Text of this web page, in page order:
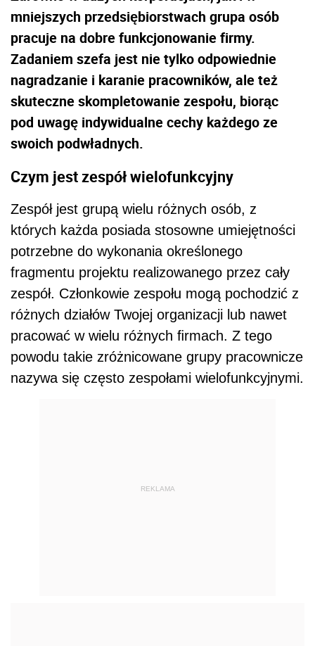
mniejszych przedsiębiorstwach grupa osób
pracuje na dobre funkcjonowanie firmy.
Zadaniem szefa jest nie tylko odpowiednie
nagradzanie i karanie pracowników, ale też
skuteczne skompletowanie zespołu, biorąc
pod uwagę indywidualne cechy każdego ze
swoich podwładnych.
Czym jest zespół wielofunkcyjny
Zespół jest grupą wielu różnych osób, z
których każda posiada stosowne umiejętności
potrzebne do wykonania określonego
fragmentu projektu realizowanego przez cały
zespół. Członkowie zespołu mogą pochodzić z
różnych działów Twojej organizacji lub nawet
pracować w wielu różnych ﬁrmach. Z tego
powodu takie zróżnicowane grupy pracownicze
nazywa się często zespołami wielofunkcyjnymi.
REKLAMA